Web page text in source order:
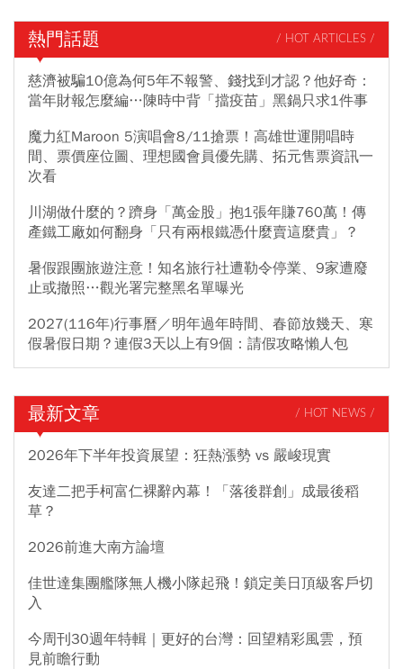
熱門話題 / HOT ARTICLES /
慈濟被騙10億為何5年不報警、錢找到才認？他好奇：
當年財報怎麼編…陳時中背「擋疫苗」黑鍋只求1件事
魔力紅Maroon 5演唱會8/11搶票！高雄世運開唱時
間、票價座位圖、理想國會員優先購、拓元售票資訊一
次看
川湖做什麼的？躋身「萬金股」抱1張年賺760萬！傳
產鐵工廠如何翻身「只有兩根鐵憑什麼賣這麼貴」？
暑假跟團旅遊注意！知名旅行社遭勒令停業、9家遭廢
止或撤照…觀光署完整黑名單曝光
2027(116年)行事曆／明年過年時間、春節放幾天、寒
假暑假日期？連假3天以上有9個：請假攻略懶人包
最新文章 / HOT NEWS /
2026年下半年投資展望：狂熱漲勢 vs 嚴峻現實
友達二把手柯富仁裸辭內幕！「落後群創」成最後稻
草？
2026前進大南方論壇
佳世達集團艦隊無人機小隊起飛！鎖定美日頂級客戶切
入
今周刊30週年特輯｜更好的台灣：回望精彩風雲，預
見前瞻行動